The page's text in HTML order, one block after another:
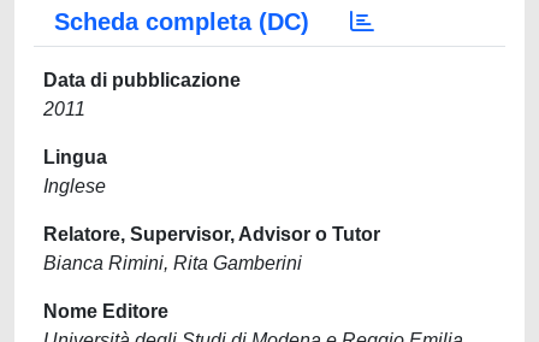
Scheda completa (DC)
Data di pubblicazione
2011
Lingua
Inglese
Relatore, Supervisor, Advisor o Tutor
Bianca Rimini, Rita Gamberini
Nome Editore